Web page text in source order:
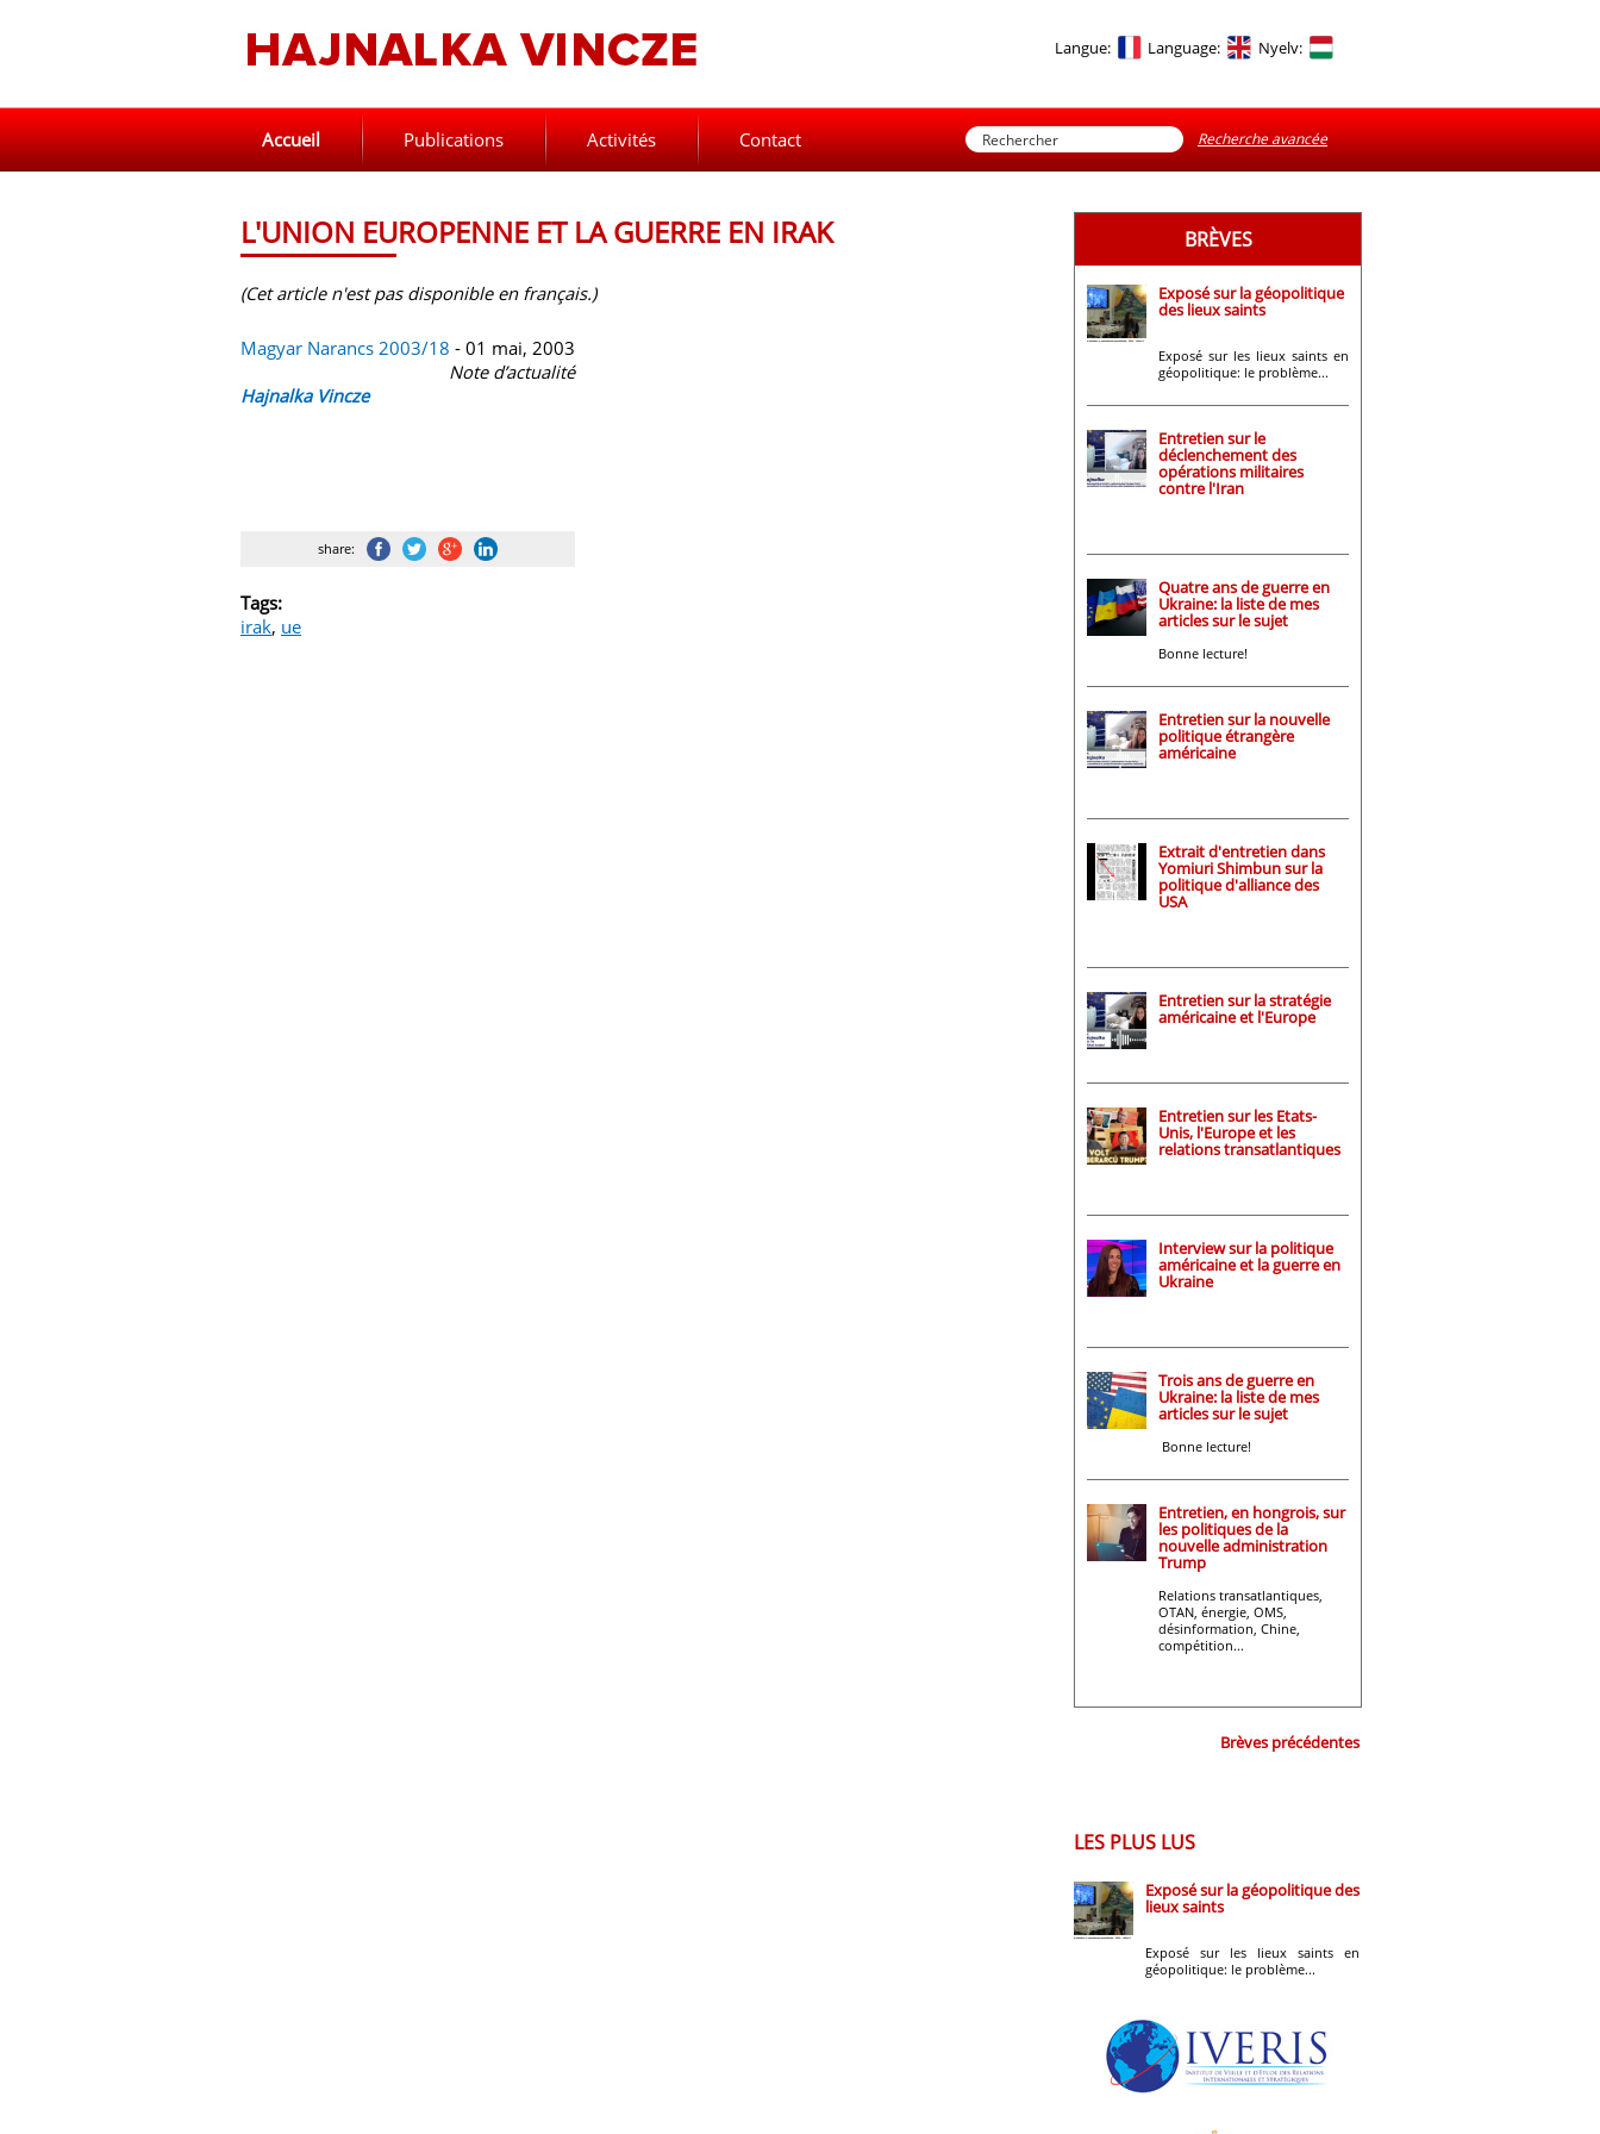
Langue: Language: Nyelv:
Accueil Publications Activités Contact Recherche avancée
L'UNION EUROPENNE ET LA GUERRE EN IRAK
(Cet article n'est pas disponible en français.)
Magyar Narancs 2003/18 - 01 mai, 2003
Note d’actualité
Hajnalka Vincze
share:
Tags:
irak, ue
BRÈVES
Exposé sur la géopolitique
des lieux saints
Exposé sur les lieux saints en
géopolitique: le problème...
Entretien sur le
déclenchement des
opérations militaires
contre l'Iran
Quatre ans de guerre en
Ukraine: la liste de mes
articles sur le sujet
Bonne lecture!
Entretien sur la nouvelle
politique étrangère
américaine
Extrait d'entretien dans
Yomiuri Shimbun sur la
politique d'alliance des
USA
Entretien sur la stratégie
américaine et l'Europe
Entretien sur les Etats-
Unis, l'Europe et les
relations transatlantiques
Interview sur la politique
américaine et la guerre en
Ukraine
Trois ans de guerre en
Ukraine: la liste de mes
articles sur le sujet
Bonne lecture!
Entretien, en hongrois, sur
les politiques de la
nouvelle administration
Trump
Relations transatlantiques,
OTAN, énergie, OMS,
désinformation, Chine,
compétition...
Brèves précédentes
LES PLUS LUS
Exposé sur la géopolitique des
lieux saints
Exposé sur les lieux saints en
géopolitique: le problème...